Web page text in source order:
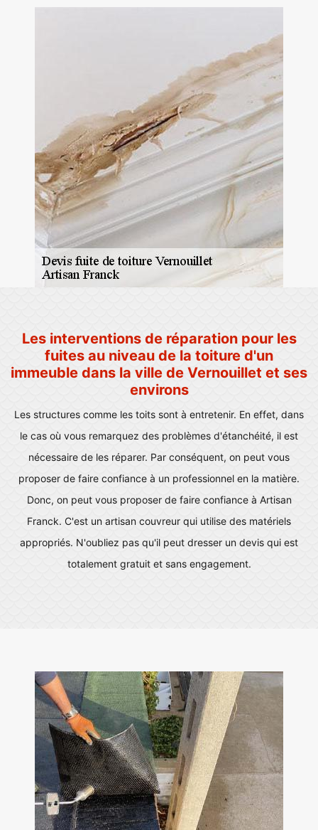
Les interventions de réparation pour les
fuites au niveau de la toiture d'un
immeuble dans la ville de Vernouillet et ses
environs
Les structures comme les toits sont à entretenir. En effet, dans
le cas où vous remarquez des problèmes d'étanchéité, il est
nécessaire de les réparer. Par conséquent, on peut vous
proposer de faire confiance à un professionnel en la matière.
Donc, on peut vous proposer de faire confiance à Artisan
Franck. C'est un artisan couvreur qui utilise des matériels
appropriés. N'oubliez pas qu'il peut dresser un devis qui est
totalement gratuit et sans engagement.